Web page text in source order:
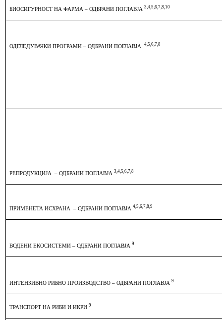
БИОСИГУРНОСТ НА ФАРМА – ОДБРАНИ ПОГЛАВЈА3,4,5,6,7,8,10
ОДГЛЕДУВАЧКИ ПРОГРАМИ – ОДБРАНИ ПОГЛАВЈА 4,5,6,7,8
РЕПРОДУКЦИЈА – ОДБРАНИ ПОГЛАВЈА 3,4,5,6,7,8
ПРИМЕНЕТА ИСХРАНА – ОДБРАНИ ПОГЛАВЈА 4,5,6,7,8,9
ВОДЕНИ ЕКОСИСТЕМИ – ОДБРАНИ ПОГЛАВЈА 9
ИНТЕНЗИВНО РИБНО ПРОИЗВОДСТВО – ОДБРАНИ ПОГЛАВЈА9
ТРАНСПОРТ НА РИБИ И ИКРИ9